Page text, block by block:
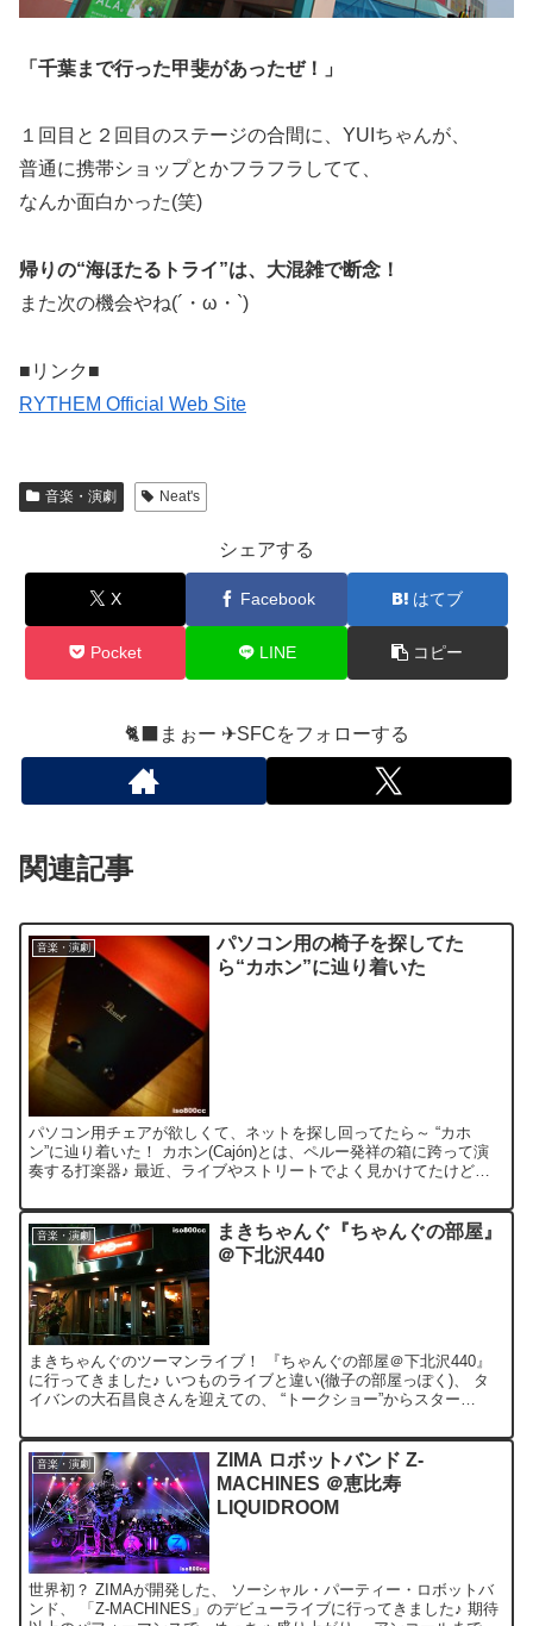
「千葉まで行った甲斐があったぜ！」
１回目と２回目のステージの合間に、YUIちゃんが、
普通に携帯ショップとかフラフラしてて、
なんか面白かった(笑)
帰りの“海ほたるトライ”は、大混雑で断念！
また次の機会やね(´・ω・`)
■リンク■
RYTHEM Official Web Site
音楽・演劇 Neat's
シェアする
X Facebook はてブ
Pocket LINE コピー
🐈‍⬛まぉー ✈︎SFCをフォローする
関連記事
音楽・演劇
パソコン用の椅子を探してた
ら“カホン”に辿り着いた
パソコン用チェアが欲しくて、ネットを探し回ってたら～ “カホ
ン”に辿り着いた！ カホン(Cajón)とは、ペルー発祥の箱に跨って演
奏する打楽器♪ 最近、ライブやストリートでよく見かけてたけど、
音楽・演劇
まきちゃんぐ『ちゃんぐの部屋』
＠下北沢440
まきちゃんぐのツーマンライブ！ 『ちゃんぐの部屋＠下北沢440』
に行ってきました♪ いつものライブと違い(徹子の部屋っぽく)、 タ
イバンの大石昌良さんを迎えての、 “トークショー”からスター
音楽・演劇
ZIMA ロボットバンド Z-
MACHINES ＠恵比寿
LIQUIDROOM
世界初？ ZIMAが開発した、 ソーシャル・パーティー・ロボットバ
ンド、 「Z-MACHINES」のデビューライブに行ってきました♪ 期待